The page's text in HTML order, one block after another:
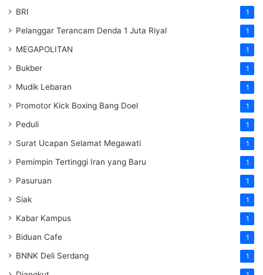
BRI 1
Pelanggar Terancam Denda 1 Juta Riyal 1
MEGAPOLITAN 1
Bukber 1
Mudik Lebaran 1
Promotor Kick Boxing Bang Doel 1
Peduli 1
Surat Ucapan Selamat Megawati 1
Pemimpin Tertinggi Iran yang Baru 1
Pasuruan 1
Siak 1
Kabar Kampus 1
Biduan Cafe 1
BNNK Deli Serdang 1